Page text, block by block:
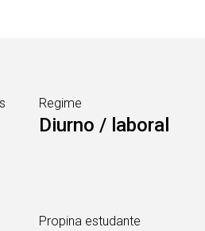
Regime
Diurno / laboral
Propina estudante